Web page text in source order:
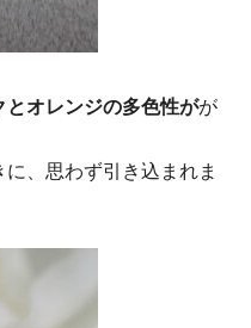
とオレンジの多色性がが
、思わず引き込まれま